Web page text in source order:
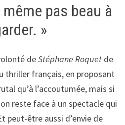
même pas beau à
»
deStéphane Roquetde
thriller français, en proposant
qu’à l’accoutumée, mais si
reste face à un spectacle qui
peut-être aussi d’envie de